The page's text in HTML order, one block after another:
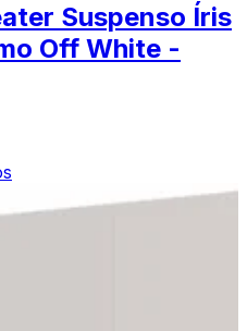
Suspenso Íris
Off White -